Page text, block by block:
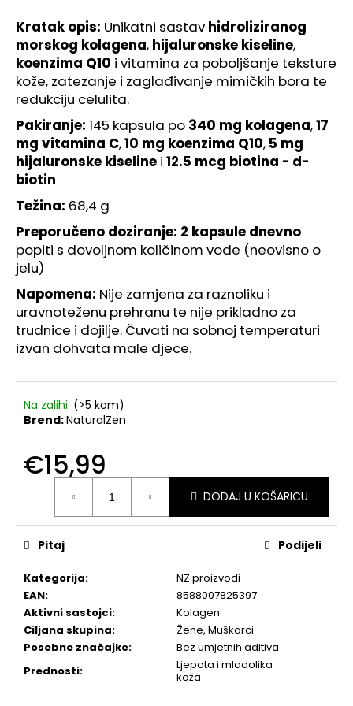
Kratak opis: Unikatni sastav hidroliziranog
morskog kolagena, hijaluronske kiseline,
koenzima Q10 i vitamina za poboljšanje teksture
kože, zatezanje i zaglađivanje mimičkih bora te
redukciju celulita.
Pakiranje: 145 kapsula po 340 mg kolagena,17
mg vitamina C,10 mg koenzima Q10, 5 mg
hijaluronske kiseline i 12.5 mcg biotina - d-
biotin
Težina: 68,4 g
Preporučeno doziranje: 2 kapsule dnevno
popiti s dovoljnom količinom vode (neovisno o
jelu)
Napomena: Nije zamjena za raznoliku i
uravnoteženu prehranu te nije prikladno za
trudnice i dojilje. Čuvati na sobnoj temperaturi
izvan dohvata male djece.
Na zalihi (>5 kom)
Brend:NaturalZen
€15,99
Izračunaj
DODAJ U KOŠARICU
Kategorija:
NZ proizvodi
EAN:
8588007825397
Aktivni sastojci:
Kolagen
Ciljana skupina:
Žene, Muškarci
Posebne značajke:
Bez umjetnih aditiva
Prednosti:
Ljepota i mladolika
koža
Pitaj Podijeli
KAPSULA
€11,99